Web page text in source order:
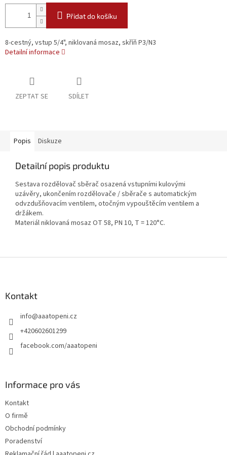
Přidat do košíku
8-cestný, vstup 5/4", niklovaná mosaz, skříň P3/N3
Detailní informace
ZEPTAT SE SDÍLET
Popis Diskuze
Detailní popis produktu
Sestava rozdělovač sběrač osazená vstupními kulovými
uzávěry, ukončením rozdělovače / sběrače s automatickým
odvzdušňovacím ventilem, otočným vypouštěcím ventilem a
držákem.
Materiál niklovaná mosaz OT 58, PN 10, T = 120°C.
Kontakt
info@aaatopeni.cz
+420602601299
facebook.com/aaatopeni
Informace pro vás
Kontakt
O firmě
Obchodní podmínky
Poradenství